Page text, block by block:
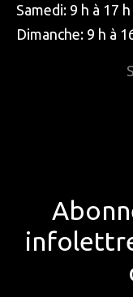
Samedi: 9 h à 17 h
Dimanche: 9 h à